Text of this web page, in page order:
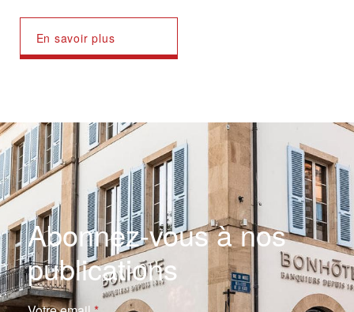
En savoir plus
Abonnez-vous à nos
publications